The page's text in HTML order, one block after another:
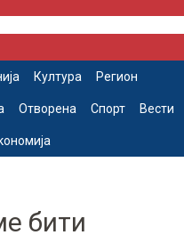
Култура Регион
Отворена Спорт Вести
бити